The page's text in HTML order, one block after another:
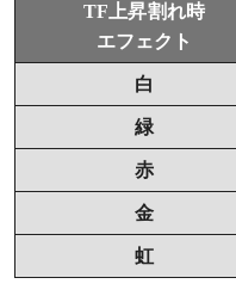
TF上昇割れ時
エフェクト
白
緑
赤
金
虹